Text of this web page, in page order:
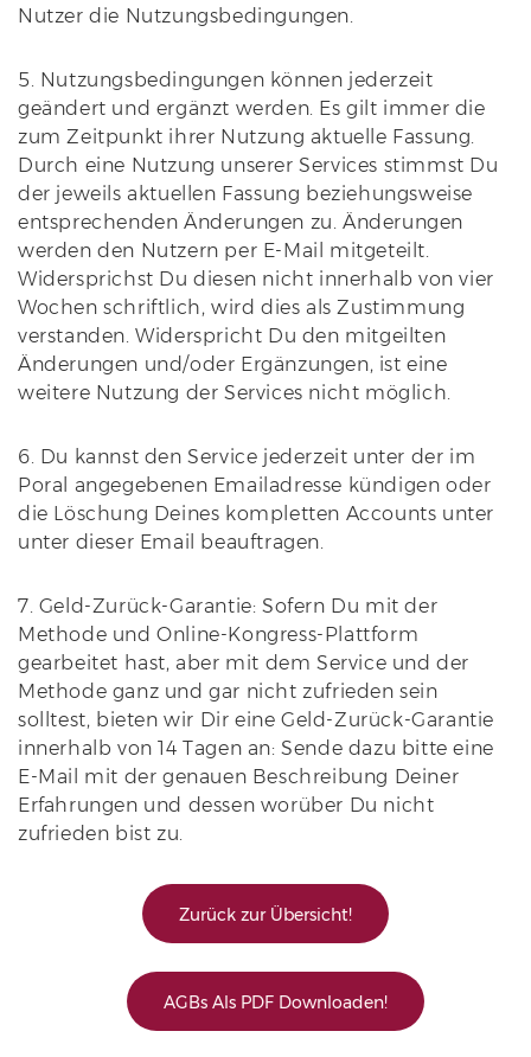
Nutzer die Nutzungsbedingungen.
5. Nutzungsbedingungen können jederzeit
geändert und ergänzt werden. Es gilt immer die
zum Zeitpunkt ihrer Nutzung aktuelle Fassung.
Durch eine Nutzung unserer Services stimmst Du
der jeweils aktuellen Fassung beziehungsweise
entsprechenden Änderungen zu. Änderungen
werden den Nutzern per E-Mail mitgeteilt.
Widersprichst Du diesen nicht innerhalb von vier
Wochen schriftlich, wird dies als Zustimmung
verstanden. Widerspricht Du den mitgeilten
Änderungen und/oder Ergänzungen, ist eine
weitere Nutzung der Services nicht möglich.
6. Du kannst den Service jederzeit unter der im
Poral angegebenen Emailadresse kündigen oder
die Löschung Deines kompletten Accounts unter
unter dieser Email beauftragen.
7. Geld-Zurück-Garantie: Sofern Du mit der
Methode und Online-Kongress-Plattform
gearbeitet hast, aber mit dem Service und der
Methode ganz und gar nicht zufrieden sein
solltest, bieten wir Dir eine Geld-Zurück-Garantie
innerhalb von 14 Tagen an: Sende dazu bitte eine
E-Mail mit der genauen Beschreibung Deiner
Erfahrungen und dessen worüber Du nicht
zufrieden bist zu.
Zurück zur Übersicht!
AGBs Als PDF Downloaden!